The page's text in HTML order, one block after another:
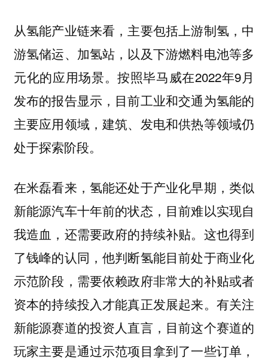
从氢能产业链来看，主要包括上游制氢，中
游氢储运、加氢站，以及下游燃料电池等多
元化的应用场景。按照毕马威在2022年9月
发布的报告显示，目前工业和交通为氢能的
主要应用领域，建筑、发电和供热等领域仍
处于探索阶段。
在米磊看来，氢能还处于产业化早期，类似
新能源汽车十年前的状态，目前难以实现自
我造血，还需要政府的持续补贴。这也得到
了钱峰的认同，他判断氢能目前处于商业化
示范阶段，需要依赖政府非常大的补贴或者
资本的持续投入才能真正发展起来。有关注
新能源赛道的投资人直言，目前这个赛道的
玩家主要是通过示范项目拿到了一些订单，